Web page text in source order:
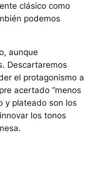
clásico como
podemos
aunque
Descartaremos
el protagonismo a
acertado “menos
y plateado son los
los tonos